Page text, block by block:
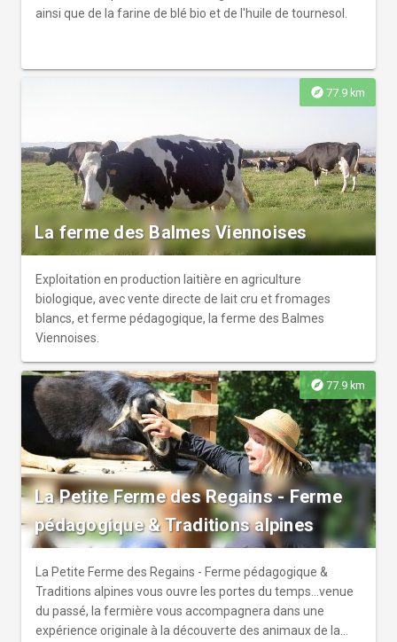
ainsi que de la farine de blé bio et de l'huile de tournesol.
explore 77.9 km
La ferme des Balmes Viennoises
Exploitation en production laitière en agriculture
biologique, avec vente directe de lait cru et fromages
blancs, et ferme pédagogique, la ferme des Balmes
Viennoises.
explore 77.9 km
La Petite Ferme des Regains - Ferme
pédagogique & Traditions alpines
La Petite Ferme des Regains - Ferme pédagogique &
Traditions alpines vous ouvre les portes du temps...venue
du passé, la fermière vous accompagnera dans une
expérience originale à la découverte des animaux de la